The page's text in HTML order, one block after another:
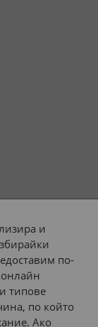
и
по-
типове
по който
Ако